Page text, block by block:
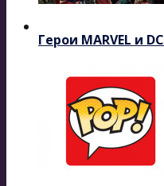
Герои MARVEL и DC